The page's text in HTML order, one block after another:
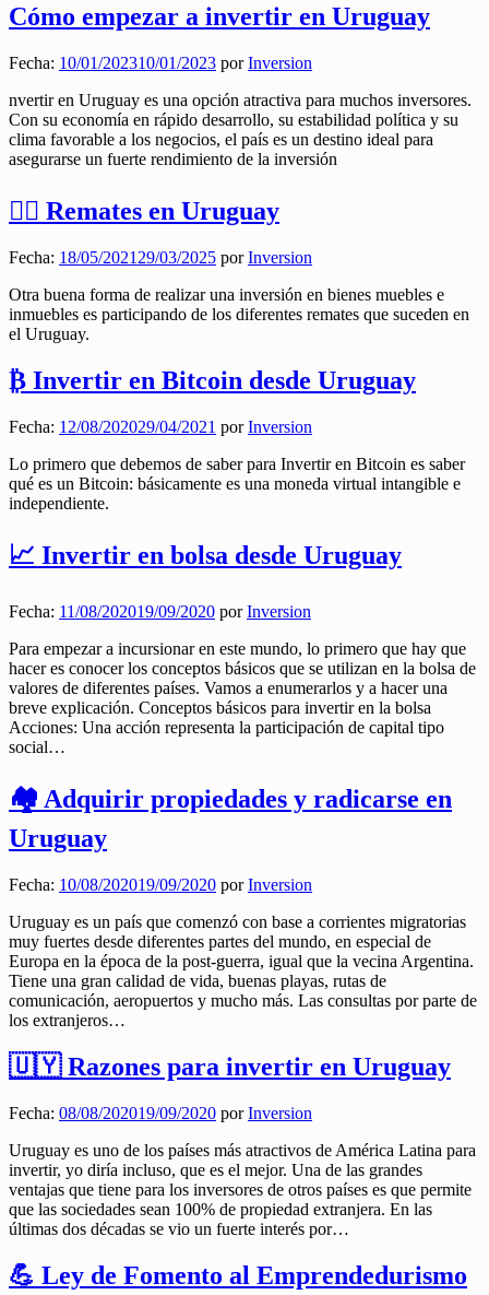
Cómo empezar a invertir en Uruguay
Fecha: 10/01/202310/01/2023 porInversion
nvertir en Uruguay es una opción atractiva para muchos inversores.
Con su economía en rápido desarrollo, su estabilidad política y su
clima favorable a los negocios, el país es un destino ideal para
asegurarse un fuerte rendimiento de la inversión
👨‍⚖️ Remates en Uruguay
Fecha: 18/05/202129/03/2025 porInversion
Otra buena forma de realizar una inversión en bienes muebles e
inmuebles es participando de los diferentes remates que suceden en
el Uruguay.
₿ Invertir en Bitcoin desde Uruguay
Fecha: 12/08/202029/04/2021 porInversion
Lo primero que debemos de saber para Invertir en Bitcoin es saber
qué es un Bitcoin: básicamente es una moneda virtual intangible e
independiente.
📈 Invertir en bolsa desde Uruguay
Fecha: 11/08/202019/09/2020 porInversion
Para empezar a incursionar en este mundo, lo primero que hay que
hacer es conocer los conceptos básicos que se utilizan en la bolsa de
valores de diferentes países. Vamos a enumerarlos y a hacer una
breve explicación. Conceptos básicos para invertir en la bolsa
Acciones: Una acción representa la participación de capital tipo
social…
🏘️ Adquirir propiedades y radicarse en
Uruguay
Fecha: 10/08/202019/09/2020 porInversion
Uruguay es un país que comenzó con base a corrientes migratorias
muy fuertes desde diferentes partes del mundo, en especial de
Europa en la época de la post-guerra, igual que la vecina Argentina.
Tiene una gran calidad de vida, buenas playas, rutas de
comunicación, aeropuertos y mucho más. Las consultas por parte de
los extranjeros…
🇺🇾 Razones para invertir en Uruguay
Fecha: 08/08/202019/09/2020 porInversion
Uruguay es uno de los países más atractivos de América Latina para
invertir, yo diría incluso, que es el mejor. Una de las grandes
ventajas que tiene para los inversores de otros países es que permite
que las sociedades sean 100% de propiedad extranjera. En las
últimas dos décadas se vio un fuerte interés por…
💪 Ley de Fomento al Emprendedurismo